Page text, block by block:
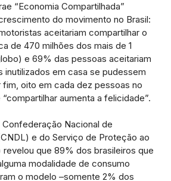
“Economia Compartilhada”
do movimento no Brasil:
aceitariam compartilhar o
de 470 milhões dos mais de 1
e 69% das pessoas aceitariam
inutilizados em casa se pudessem
oito em cada dez pessoas no
aumenta a felicidade”.
Nacional de
e do Serviço de Proteção ao
revelou que 89% dos brasileiros que
modalidade de consumo
o modelo –somente 2% dos